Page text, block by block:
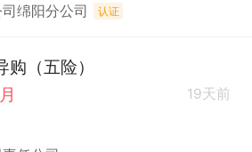
绵阳分公司 认证
（五险）
19天前